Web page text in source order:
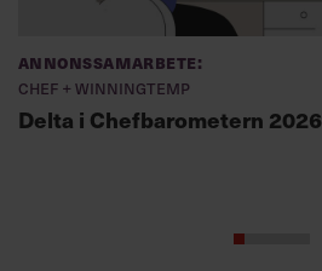
Annonssamarbete:
Chef + Winningtemp
Delta i Chefbarometern 2026